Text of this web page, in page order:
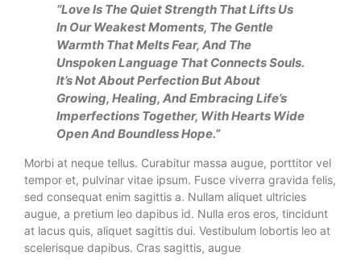
“Love Is The Quiet Strength That Lifts Us
In Our Weakest Moments, The Gentle
Warmth That Melts Fear, And The
Unspoken Language That Connects Souls.
It’s Not About Perfection But About
Growing, Healing, And Embracing Life’s
Imperfections Together, With Hearts Wide
Open And Boundless Hope.”
Morbi at neque tellus. Curabitur massa augue, porttitor vel
tempor et, pulvinar vitae ipsum. Fusce viverra gravida felis,
sed consequat enim sagittis a. Nullam aliquet ultricies
augue, a pretium leo dapibus id. Nulla eros eros, tincidunt
at lacus quis, aliquet sagittis dui. Vestibulum lobortis leo at
scelerisque dapibus. Cras sagittis, augue